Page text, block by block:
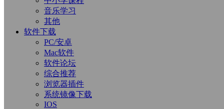
音乐学习
其他
软件下载
PC/安卓
Mac软件
软件论坛
综合推荐
浏览器插件
系统镜像下载
IOS